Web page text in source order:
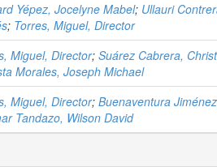
Yépez, Jocelyne Mabel; Ullauri
; Torres, Miguel, Director
Miguel, Director; Suárez Cabrera,
Morales, Joseph Michael
Miguel, Director; Buenaventura
Tandazo, Wilson David